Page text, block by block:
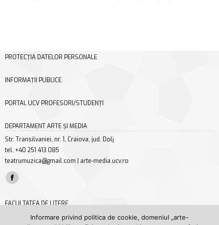
PROTECȚIA DATELOR PERSONALE
INFORMAȚII PUBLICE
PORTAL UCV PROFESORI/STUDENȚI
DEPARTAMENT ARTE ȘI MEDIA
Str. Transilvaniei, nr. 1, Craiova, jud. Dolj
tel. +40 251 413 085
teatrumuzica@gmail.com | arte-media.ucv.ro
Find us on:
Facebook
FACULTATEA DE LITERE
Str. A. I. Cuza nr. 13, Craiova, jud. Dolj
Informare privind politica de cookie, domeniul „arte-